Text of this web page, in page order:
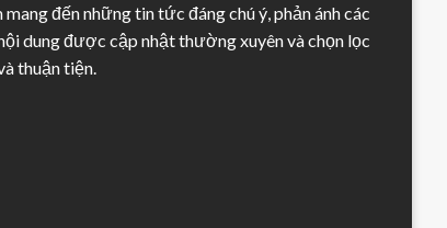
đến những tin tức đáng chú ý, phản ánh các
dung được cập nhật thường xuyên và chọn lọc
thuận tiện.